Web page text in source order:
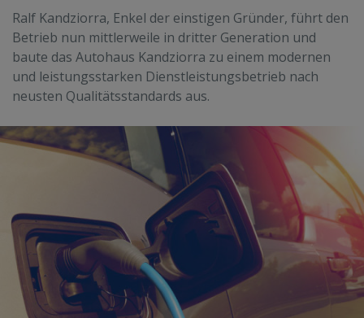
Ralf Kandziorra, Enkel der einstigen Gründer, führt den
Betrieb nun mittlerweile in dritter Generation und
baute das Autohaus Kandziorra zu einem modernen
und leistungsstarken Dienstleistungsbetrieb nach
neusten Qualitätsstandards aus.